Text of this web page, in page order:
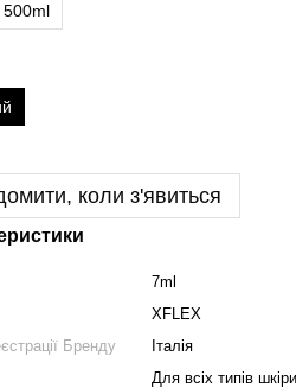
500ml
коли з'явиться
7ml
XFLEX
Бренду
Італія
Для всіх типів шкіри